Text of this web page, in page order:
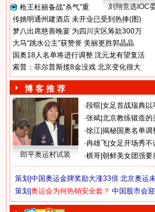
枪王杜丽备战“杀气”重
刘翔竞选IOC
传姚明通州建酒店 未开业已受到热捧(图)
梦八出席慈善晚宴 为四川灾区筹款300万
大马“跳水公主”获赞誉 美丽更胜郭晶晶
国奥18人名单将进行调整 沈元龙有望复活
索普：菲尔普斯揽8金没戏 北京变化很大
博 客 推 荐
郎平奥运村试装
·段暄 女足首战瑞典以
·张斌 北京教练锻造的
·徐江 揭秘国奥名单调
·冉雄飞 女足开场秀不
·棋哥 朝鲜美女团强要
策划| 中国奥运金牌奖励大涨33倍 北京奥运
策划| 奥运会为何热销安全套？ 中国股市会